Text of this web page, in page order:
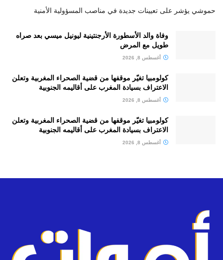
حموشي يؤشر على تعيينات جديدة في مناصب المسؤولية الأمنية
وفاة والد الأسطورة الأرجنتينية ليونيل ميسي بعد صراه
طويل مع المرض
أغسطس 8, 2026
كولومبيا تغيّر موقفها من قضية الصحراء المغربية وتعلن
الاعتراف بسيادة المغرب على أقاليمه الجنوبية
أغسطس 8, 2026
كولومبيا تغيّر موقفها من قضية الصحراء المغربية وتعلن
الاعتراف بسيادة المغرب على أقاليمه الجنوبية
أغسطس 8, 2026